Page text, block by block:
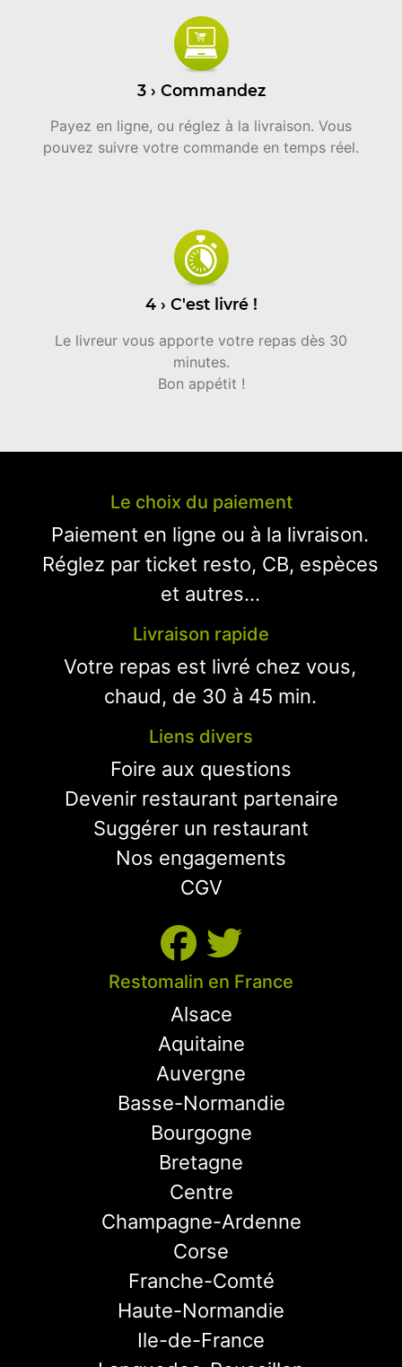
3 › Commandez
Payez en ligne, ou réglez à la livraison. Vous
pouvez suivre votre commande en temps réel.
4 › C'est livré !
Le livreur vous apporte votre repas dès 30
minutes.
Bon appétit !
Le choix du paiement
Paiement en ligne ou à la livraison.
Réglez par ticket resto, CB, espèces
et autres...
Livraison rapide
Votre repas est livré chez vous,
chaud, de 30 à 45 min.
Liens divers
Foire aux questions
Devenir restaurant partenaire
Suggérer un restaurant
Nos engagements
CGV
Restomalin en France
Alsace
Aquitaine
Auvergne
Basse-Normandie
Bourgogne
Bretagne
Centre
Champagne-Ardenne
Corse
Franche-Comté
Haute-Normandie
Ile-de-France